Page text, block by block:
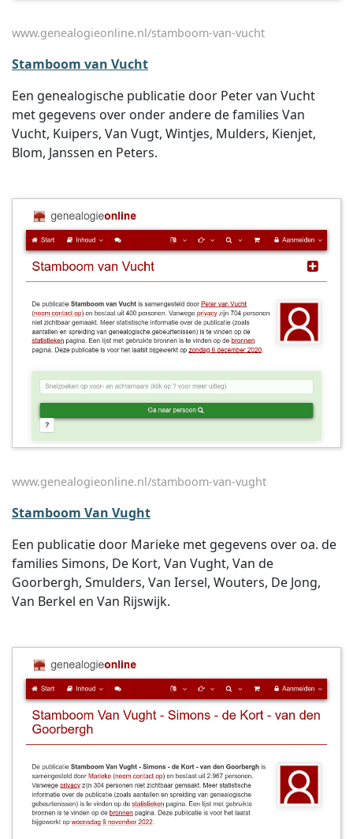
www.genealogieonline.nl/stamboom-van-vucht
Stamboom van Vucht
Een genealogische publicatie door Peter van Vucht
met gegevens over onder andere de families Van
Vucht, Kuipers, Van Vugt, Wintjes, Mulders, Kienjet,
Blom, Janssen en Peters.
www.genealogieonline.nl/stamboom-van-vught
Stamboom Van Vught
Een publicatie door Marieke met gegevens over oa. de
families Simons, De Kort, Van Vught, Van de
Goorbergh, Smulders, Van Iersel, Wouters, De Jong,
Van Berkel en Van Rijswijk.